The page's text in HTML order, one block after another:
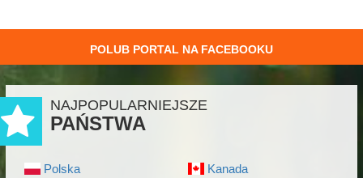
POLUB PORTAL NA FACEBOOKU
NAJPOPULARNIEJSZE
PAŃSTWA
Polska
Kanada